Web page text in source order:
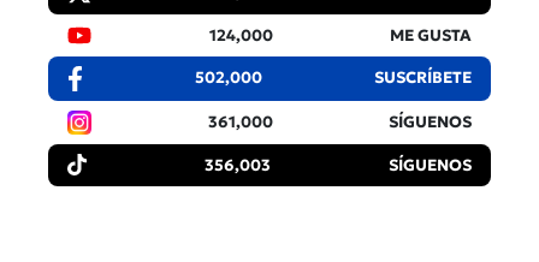
124,000 ME GUSTA
502,000 SUSCRÍBETE
361,000 SÍGUENOS
356,003 SÍGUENOS